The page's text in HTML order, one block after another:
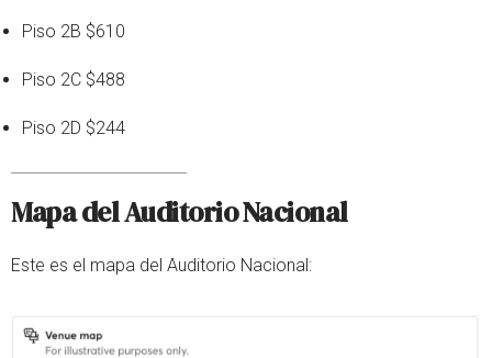
Piso 2B $610
Piso 2С $488
Piso 2D $244
Mapa del Auditorio Nacional
Este es el mapa del Auditorio Nacional: